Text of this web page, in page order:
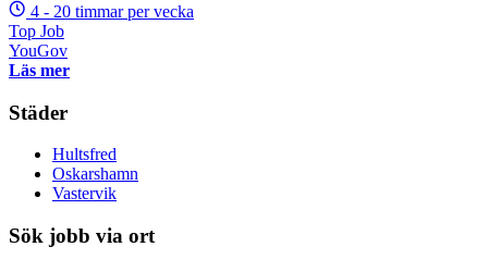
4 - 20 timmar per vecka
Top Job
YouGov
Läs mer
Städer
Hultsfred
Oskarshamn
Vastervik
Sök jobb via ort